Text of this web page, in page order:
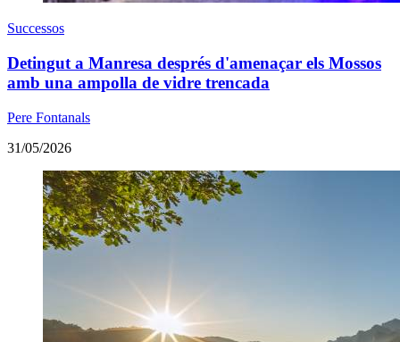
Successos
Detingut a Manresa després d'amenaçar els Mossos
amb una ampolla de vidre trencada
Pere Fontanals
31/05/2026